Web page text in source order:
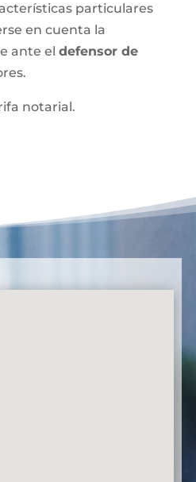
particulares
en cuenta la
ante el defensor de
notarial.